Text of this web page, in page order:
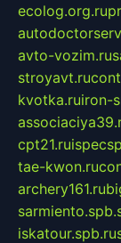
ecolog.org.ru
avto-vozim.ru
stroyavt.ru
kvotka.ruiron-
cpt21.ru
tae-kwon.ru
archery161.ru
iskatour.spb.ru